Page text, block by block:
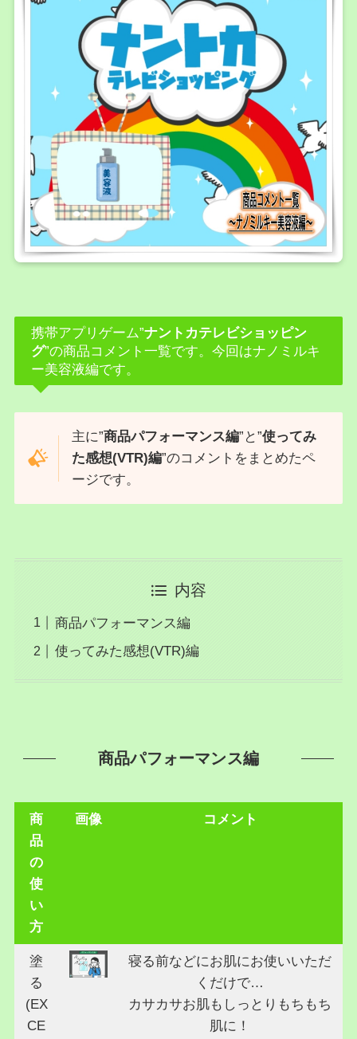
携帯アプリゲーム”ナントカテレビショッピン
グ”の商品コメント一覧です。今回はナノミルキ
ー美容液編です。
主に”商品パフォーマンス編”と”使ってみ
た感想(VTR)編”のコメントをまとめたペ
ージです。
内容
商品パフォーマンス編
使ってみた感想(VTR)編
商品パフォーマンス編
商
品
の
使
い
方
画像 コメント
塗
る
(EX
CE
寝る前などにお肌にお使いいただ
くだけで…
カサカサお肌もしっとりもちもち
肌に！